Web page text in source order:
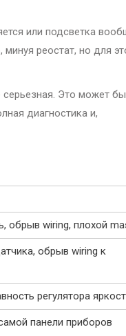
или подсветка
реостат, но для
серьезная. Это может
диагностика и,
обрыв wiring, плохой
обрыв wiring к
регулятора
панели приборов